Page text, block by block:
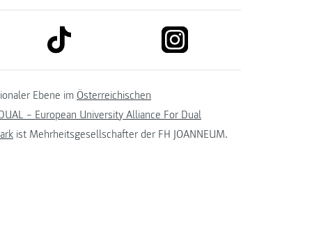
link to tiktok
Ebene im Österreichischen
– European University Alliance For Dual
ist Mehrheitsgesellschafter der FH JOANNEUM.